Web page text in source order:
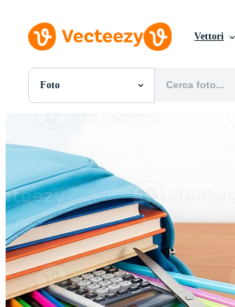
Vettori
Foto
Tutte Immagini
PSDs
Modelli
Vettori
Videos
Motion graphics
Immagini Editoriali
Eventi Editoriali